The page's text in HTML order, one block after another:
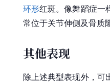
环形红斑。像舞蹈症一
常位于关节伸侧及骨质
其他表现
除上述典型表现外，可